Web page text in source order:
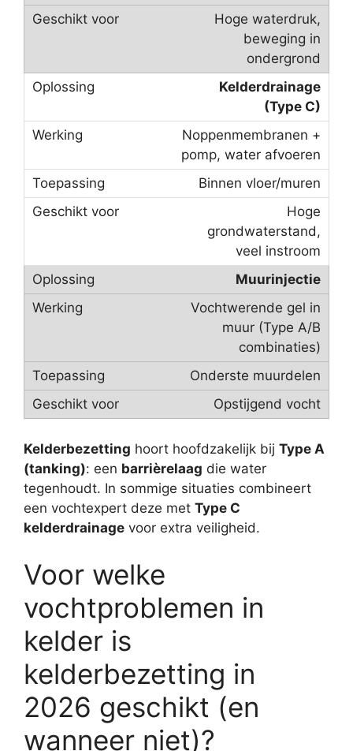
Hoge waterdruk,
beweging in
ondergrond
Kelderdrainage
(Type C)
Noppenmembranen +
pomp, water afvoeren
Binnen vloer/muren
Hoge
grondwaterstand,
veel instroom
Muurinjectie
Vochtwerende gel in
muur (Type A/B
combinaties)
Onderste muurdelen
Opstijgend vocht
Kelderbezetting hoort hoofdzakelijk bij Type A
(tanking): een barrièrelaag die water
tegenhoudt. In sommige situaties combineert
een vochtexpert deze met Type C
kelderdrainage voor extra veiligheid.
Voor welke
vochtproblemen in
kelder is
kelderbezetting in
2026 geschikt (en
wanneer niet)?